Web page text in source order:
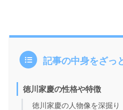
記事の中身をざっ
徳川家慶の性格や特徴
徳川家慶の人物像を深掘り